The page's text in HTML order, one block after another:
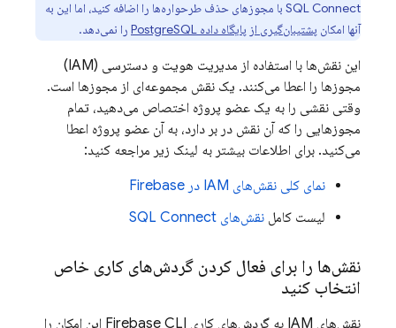
SQL Connect با مجوزهای حذف طرحواره‌ها را اضافه کنید، اما این به
آنها امکان پشتیبان‌گیری از پایگاه داده PostgreSQL را نمی‌دهد.
این نقش‌ها با استفاده از مدیریت هویت و دسترسی (IAM)
مجوزها را اعطا می‌کنند. یک نقش مجموعه‌ای از مجوزها است.
وقتی نقشی را به یک عضو پروژه اختصاص می‌دهید، تمام
مجوزهایی را که آن نقش در بر دارد، به آن عضو پروژه اعطا
می‌کنید. برای اطلاعات بیشتر به لینک زیر مراجعه کنید:
نمای کلی نقش‌های IAM در Firebase
لیست کامل نقش‌های SQL Connect
نقش‌ها را برای فعال کردن گردش‌های کاری خاص
انتخاب کنید
نقش‌های IAM به گردش‌های کاری Firebase CLI این امکان را